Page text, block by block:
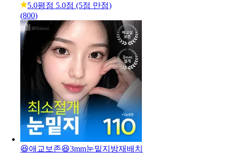
5.0평점 5.0점 (5점 만점)
(800)
😆애교보존😆3mm눈밑지방재배치